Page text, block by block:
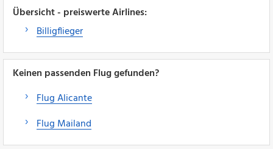
Übersicht - preiswerte Airlines:
Billigflieger
Keinen passenden Flug gefunden?
Flug Alicante
Flug Mailand